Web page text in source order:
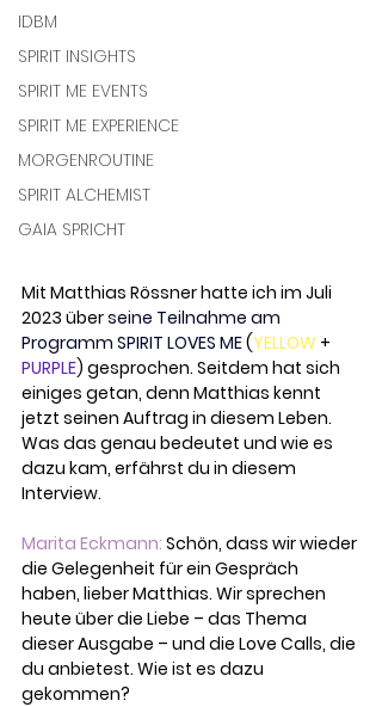
IDBM
SPIRIT INSIGHTS
SPIRIT ME EVENTS
SPIRIT ME EXPERIENCE
MORGENROUTINE
SPIRIT ALCHEMIST
GAIA SPRICHT
Mit Matthias Rössner hatte ich im Juli
2023 über seine Teilnahme am
Programm SPIRIT LOVES ME (YELLOW +
PURPLE) gesprochen. Seitdem hat sich
einiges getan, denn Matthias kennt
jetzt seinen Auftrag in diesem Leben.
Was das genau bedeutet und wie es
dazu kam, erfährst du in diesem
Interview.
Marita Eckmann: Schön, dass wir wieder
die Gelegenheit für ein Gespräch
haben, lieber Matthias. Wir sprechen
heute über die Liebe – das Thema
dieser Ausgabe – und die Love Calls, die
du anbietest. Wie ist es dazu
gekommen?